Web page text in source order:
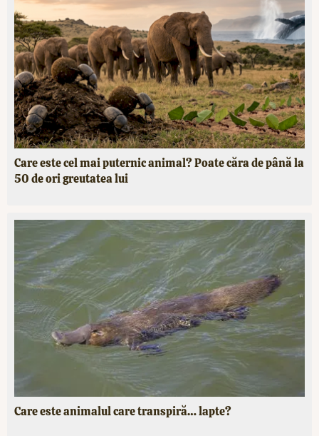
Care este cel mai puternic animal? Poate căra de până la
50 de ori greutatea lui
Care este animalul care transpiră… lapte?